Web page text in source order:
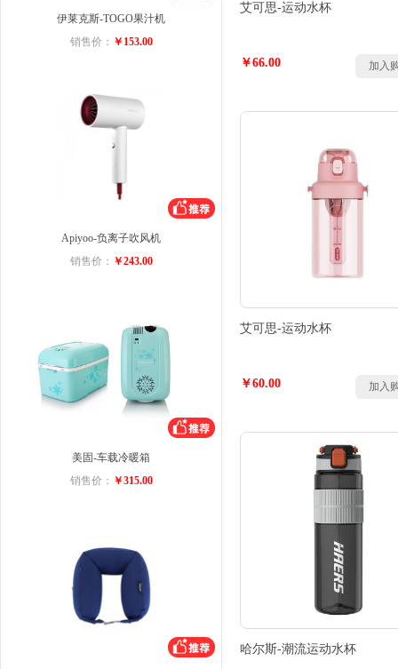
伊莱克斯-TOGO果汁机
销售价： ￥153.00
Apiyoo-负离子吹风机
销售价： ￥243.00
美固-车载冷暖箱
销售价： ￥315.00
艾可思-运动水杯
￥66.00 加入
艾可思-运动水杯
￥60.00 加入
哈尔斯-潮流运动水杯